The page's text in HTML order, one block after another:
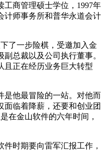
商管理硕士学位，1997年
计师事务所和普华永道会计
了一步险棋，受邀加入金
总裁以及公司执行董事。
且正在经历业务巨大转型
他最冒险的一站。对他而
面临着降薪，还要和创业团
在金山软件的六年时间，
时期要向雷军汇报工作，